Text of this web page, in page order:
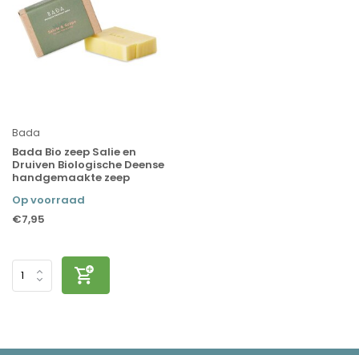
Bada
Bada Bio zeep Salie en
Druiven Biologische Deense
handgemaakte zeep
Op voorraad
€7,95